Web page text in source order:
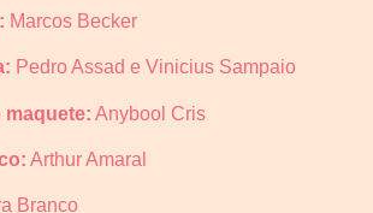
Marcos Becker
Pedro Assad e Vinicius Sampaio
maquete: Anybool Cris
Arthur Amaral
Branco